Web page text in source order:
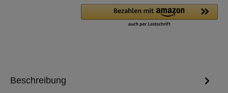
Beschreibung